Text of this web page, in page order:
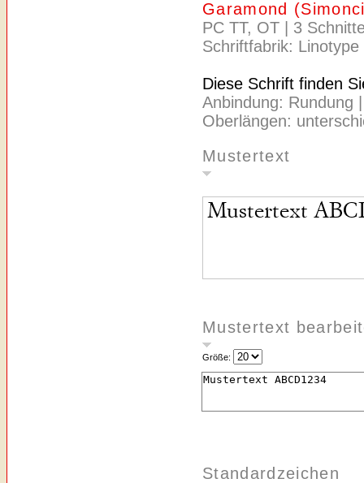
Garamond
PC TT, OT | 3
Schriftfabrik: Linotype
Diese Schrift finden
Anbindung: Rundung
Oberlängen:
Mustertext
Mustertext
Größe:
Standardzeichen